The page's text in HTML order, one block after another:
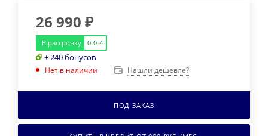
26 990 ₽
В рассрочку 0-0-4
+ 240 бонусов
Нет в наличии Нашли дешевле?
ПОД ЗАКАЗ